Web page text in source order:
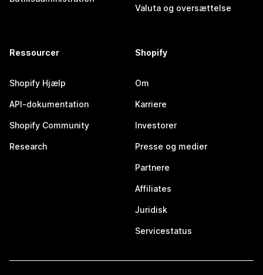
Valuta og oversættelse
Ressourcer
Shopify Hjælp
API-dokumentation
Shopify Community
Research
Shopify
Om
Karriere
Investorer
Presse og medier
Partnere
Affiliates
Juridisk
Servicestatus